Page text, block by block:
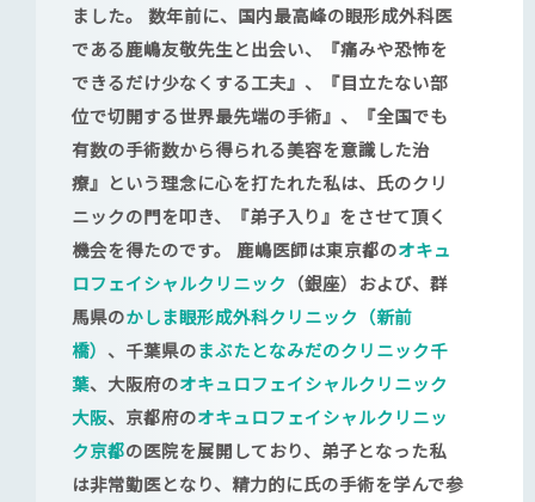
ました。 数年前に、国内最高峰の眼形成外科医
である鹿嶋友敬先生と出会い、『痛みや恐怖を
できるだけ少なくする工夫』、『目立たない部
位で切開する世界最先端の手術』、『全国でも
有数の手術数から得られる美容を意識した治
療』という理念に心を打たれた私は、氏のクリ
ニックの門を叩き、『弟子入り』をさせて頂く
機会を得たのです。 鹿嶋医師は東京都のオキュ
ロフェイシャルクリニック （銀座）および、群
馬県のかしま眼形成外科クリニック（新前
橋） 、千葉県のまぶたとなみだのクリニック千
葉、大阪府のオキュロフェイシャルクリニック
大阪、京都府のオキュロフェイシャルクリニッ
ク京都の医院を展開しており、弟子となった私
は非常勤医となり、精力的に氏の手術を学んで参